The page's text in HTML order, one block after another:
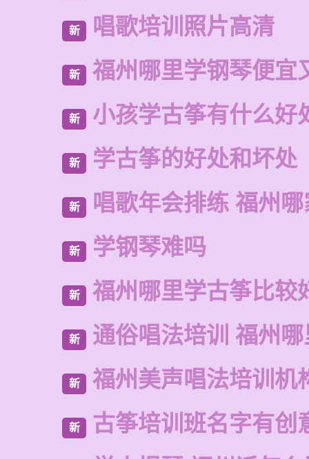
新 唱歌培训照片高清
新 福州哪里学钢琴便宜
新 小孩学古筝有什么好
新 学古筝的好处和坏处
新 唱歌年会排练 福州
新 学钢琴难吗
新 福州哪里学古筝比较
新 通俗唱法培训 福州
新 福州美声唱法培训机
新 古筝培训班名字有创